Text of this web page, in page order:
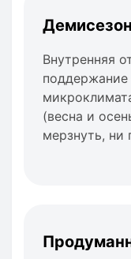
Внутренняя
поддержание
(весна и
мерзнуть, ни